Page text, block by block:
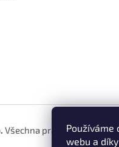
Používáme
webu a
Všechna práva vyhrazena.